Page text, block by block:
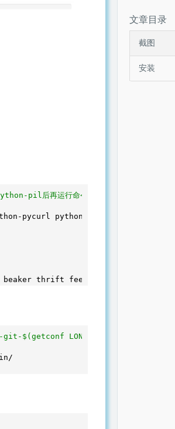
pil后再运行命令
pycurl python-crypto python-
git-$(getconf LONG_BIT)bit-
文章目录
截图
安装